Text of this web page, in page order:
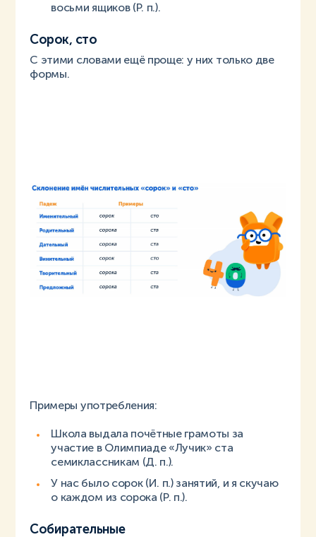
восьми ящиков (Р. п.).
Сорок, сто
С этими словами ещё проще: у них только две
формы.
Примеры употребления:
Школа выдала почётные грамоты за
участие в Олимпиаде «Лучик» ста
семиклассникам (Д. п.).
У нас было сорок (И. п.) занятий, и я скучаю
о каждом из сорока (Р. п.).
Собирательные